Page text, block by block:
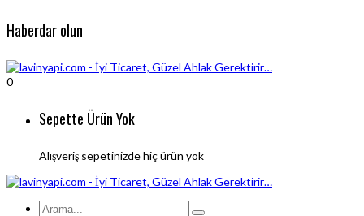
Haberdar olun
0
Sepette Ürün Yok
Alışveriş sepetinizde hiç ürün yok